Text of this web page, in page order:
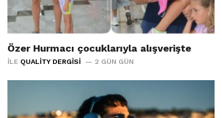
Özer Hurmacı çocuklarıyla alışverişte
İLE QUALITY DERGISI 2 GÜN GÜN